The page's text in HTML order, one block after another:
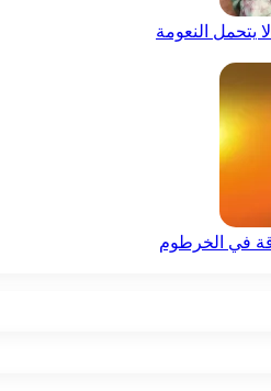
يتحمل النعومة
في الخرطوم